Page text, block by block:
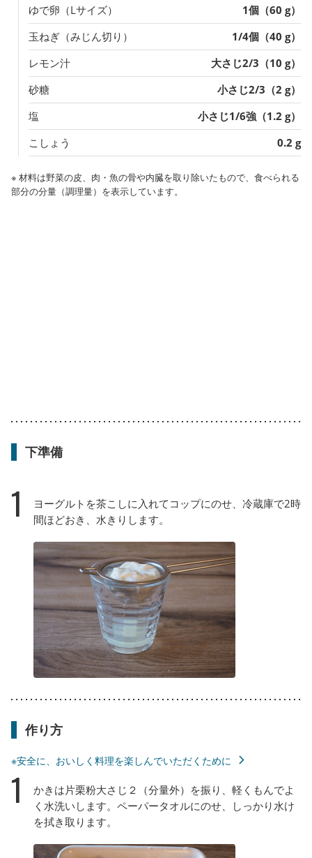
ゆで卵（Lサイズ）
1個（60 g）
玉ねぎ（みじん切り）
1/4個（40 g）
レモン汁
大さじ2/3（10 g）
砂糖
小さじ2/3（2 g）
塩
小さじ1/6強（1.2 g）
こしょう
0.2 g
※ 材料は野菜の皮、肉・魚の骨や内臓を取り除いたもので、食べられる
部分の分量（調理量）を表示しています。
下準備
1
ヨーグルトを茶こしに入れてコップにのせ、冷蔵庫で2時
間ほどおき、水きりします。
作り方
※安全に、おいしく料理を楽しんでいただくために
1
かきは片栗粉大さじ２（分量外）を振り、軽くもんでよ
く水洗いします。ペーパータオルにのせ、しっかり水け
を拭き取ります。